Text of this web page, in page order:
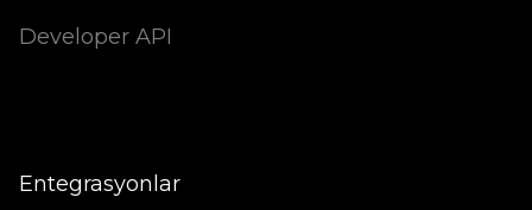
Developer API
Entegrasyonlar